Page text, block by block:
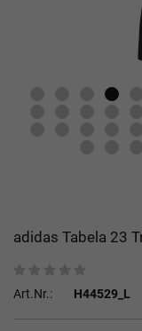
adidas Tabela 23
Art.Nr.: H44529_L